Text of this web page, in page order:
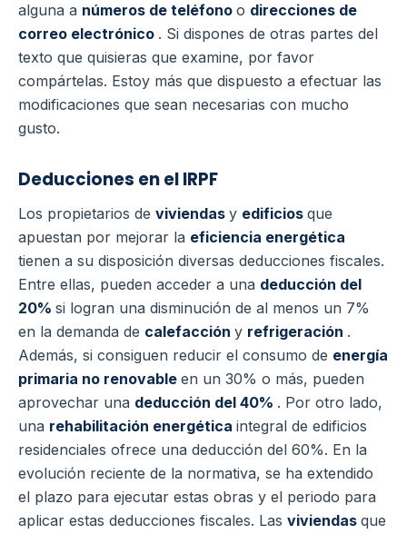
alguna a números de teléfono o direcciones de
correo electrónico . Si dispones de otras partes del
texto que quisieras que examine, por favor
compártelas. Estoy más que dispuesto a efectuar las
modificaciones que sean necesarias con mucho
gusto.
Deducciones en el IRPF
Los propietarios de viviendas y edificios que
apuestan por mejorar la eficiencia energética
tienen a su disposición diversas deducciones fiscales.
Entre ellas, pueden acceder a una deducción del
20% si logran una disminución de al menos un 7%
en la demanda de calefacción y refrigeración .
Además, si consiguen reducir el consumo de energía
primaria no renovable en un 30% o más, pueden
aprovechar una deducción del 40% . Por otro lado,
una rehabilitación energética integral de edificios
residenciales ofrece una deducción del 60%. En la
evolución reciente de la normativa, se ha extendido
el plazo para ejecutar estas obras y el periodo para
aplicar estas deducciones fiscales. Las viviendas que